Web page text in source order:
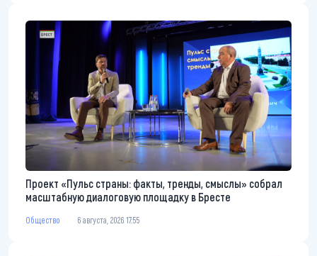
Проект «Пульс страны: факты, тренды, смыслы» собрал
масштабную диалоговую площадку в Бресте
Общество 6 августа, 2026 17:55